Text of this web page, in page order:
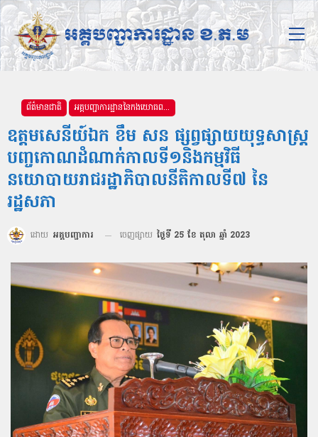
ព័ត៌មានជាតិ អគ្គបញ្ជាការដ្ឋាននៃកងយោធពលខេមរភូមិន្ទ
ឧត្ដមសេនីយ៍ឯក ខឹម សន ផ្សព្វផ្សាយយុទ្ធសាស្ត្រ
បញ្ចកោណដំណាក់កាលទី១និងកម្មវិធី
នយោបាយរាជរដ្ឋាភិបាលនីតិកាលទី៧ នៃ
រដ្ឋសភា
ដោយ អគ្គបញ្ជាការ ចេញផ្សាយ ថ្ងៃទី 25 ខែ តុលា ឆ្នាំ 2023